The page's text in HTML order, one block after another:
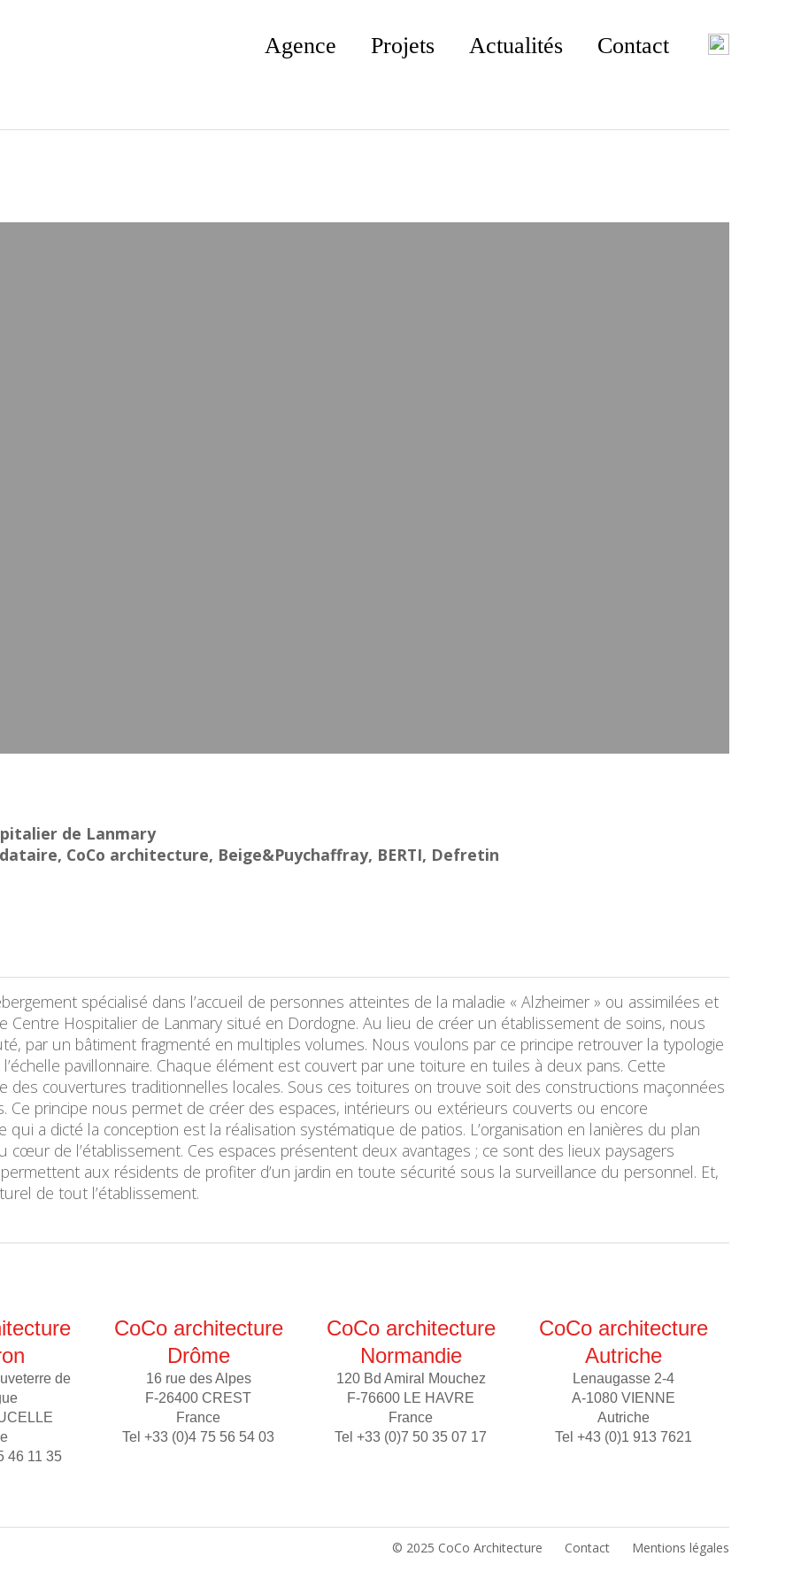
Agence Projets Actualités Contact
de Lanmary
CoCo architecture, Beige&Puychaffray, BERTI, Defretin
spécialisé dans l’accueil de personnes atteintes de la maladie « Alzheimer » ou assimilées et
Centre Hospitalier de Lanmary situé en Dordogne. Au lieu de créer un établissement de soins, nous
par un bâtiment fragmenté en multiples volumes. Nous voulons par ce principe retrouver la typologie
pavillonnaire. Chaque élément est couvert par une toiture en tuiles à deux pans. Cette
des couvertures traditionnelles locales. Sous ces toitures on trouve soit des constructions maçonnées
Ce principe nous permet de créer des espaces, intérieurs ou extérieurs couverts ou encore
a dicté la conception est la réalisation systématique de patios. L’organisation en lanières du plan
cœur de l’établissement. Ces espaces présentent deux avantages ; ce sont des lieux paysagers
aux résidents de profiter d’un jardin en toute sécurité sous la surveillance du personnel. Et,
de tout l’établissement.
de
46 11 35
CoCo architecture
Drôme
16 rue des Alpes
F-26400 CREST
France
Tel +33 (0)4 75 56 54 03
CoCo architecture
Normandie
120 Bd Amiral Mouchez
F-76600 LE HAVRE
France
Tel +33 (0)7 50 35 07 17
CoCo architecture
Autriche
Lenaugasse 2-4
A-1080 VIENNE
Autriche
Tel +43 (0)1 913 7621
Contact Mentions légales
© 2025 CoCo Architecture